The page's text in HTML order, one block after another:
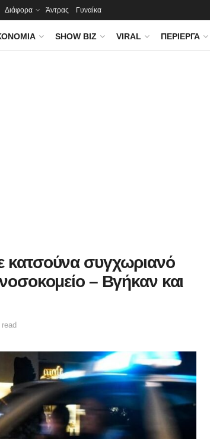
Διάφορα Άντρας Γυναίκα
SHOW BIZ VIRAL ΠΕΡΊΕΡΓΑ
κατσούνα συγχωριανό
– Βγήκαν και